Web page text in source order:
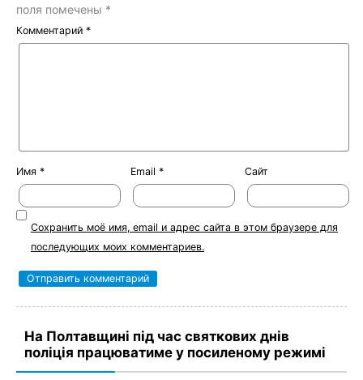
поля помечены *
Комментарий *
Имя * Email * Сайт
Сохранить моё имя, email и адрес сайта в этом браузере для
последующих моих комментариев.
На Полтавщині під час святкових днів
поліція працюватиме у посиленому режимі